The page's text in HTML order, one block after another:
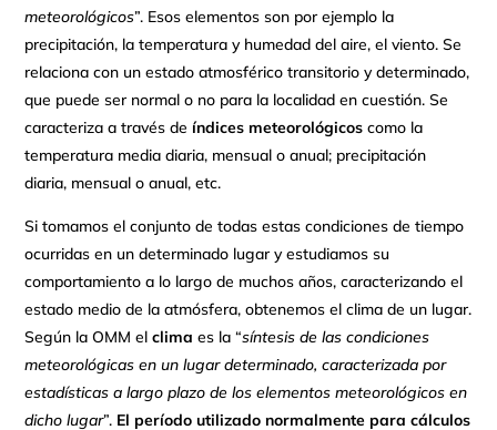
meteorológicos”. Esos elementos son por ejemplo la
precipitación, la temperatura y humedad del aire, el viento. Se
relaciona con un estado atmosférico transitorio y determinado,
que puede ser normal o no para la localidad en cuestión. Se
caracteriza a través de índices meteorológicos como la
temperatura media diaria, mensual o anual; precipitación
diaria, mensual o anual, etc.
Si tomamos el conjunto de todas estas condiciones de tiempo
ocurridas en un determinado lugar y estudiamos su
comportamiento a lo largo de muchos años, caracterizando el
estado medio de la atmósfera, obtenemos el clima de un lugar.
Según la OMM elclima es la “síntesis de las condiciones
meteorológicas en un lugar determinado, caracterizada por
estadísticas a largo plazo de los elementos meteorológicos en
dicho lugar”. El período utilizado normalmente para cálculos